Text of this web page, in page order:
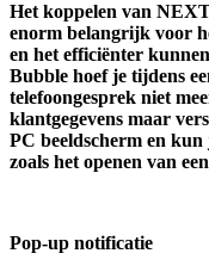
Het koppelen van
enorm belangrijk voor
en het efficiënter
Bubble hoef je tijdens
telefoongesprek niet
klantgegevens maar
PC beeldscherm en
zoals het openen van
Pop-up notificatie